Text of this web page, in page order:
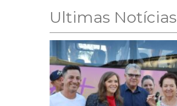
Ultimas Notícias